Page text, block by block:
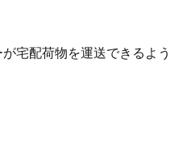
宅配荷物を運送できるよう